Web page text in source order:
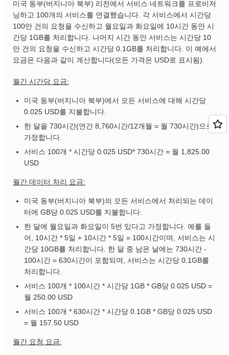
미국 동부(버지니아 북부) 리전에서 서비스 네트워크를 프로비저
닝하고 100개의 서비스를 연결했습니다. 각 서비스에서 시간당
100만 건의 요청을 수신하고 월요일과 화요일에 10시간 동안 시
간당 1GB를 처리합니다. 나머지 시간 동안 서비스는 시간당 10
만 건의 요청을 수신하고 시간당 0.1GB를 처리합니다. 이 예에서
요금은 다음과 같이 계산합니다(모든 가격은 USD로 표시됨).
월간 시간당 요금:
미국 동부(버지니아 북부)에서 모든 서비스에 대해 시간당
0.025 USD를 지불합니다.
한 달을 730시간(연간 8,760시간/12개월 = 월 730시간)으로
가정합니다.
서비스 100개 * 시간당 0.025 USD* 730시간 = 월 1,825.00
USD
월간 데이터 처리 요금:
미국 동부(버지니아 북부)의 모든 서비스에서 처리되는 데이
터에 GB당 0.025 USD를 지불합니다.
한 달에 월요일과 화요일이 5번 있다고 가정합니다. 예를 들
어, 10시간 * 5일 + 10시간 * 5일 = 100시간이며, 서비스는 시
간당 10GB를 처리합니다. 한 달 중 남은 날에는 730시간 -
100시간 = 630시간이 포함되며, 서비스는 시간당 0.1GB를
처리합니다.
서비스 100개 * 100시간 * 시간당 1GB * GB당 0.025 USD =
월 250.00 USD
서비스 100개 * 630시간 * 시간당 0.1GB * GB당 0.025 USD
= 월 157.50 USD
월간 요청 요금: